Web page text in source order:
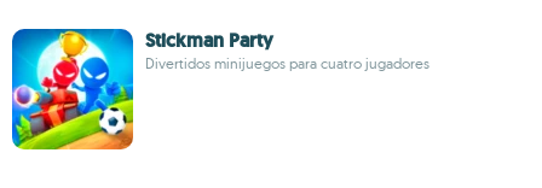
Stickman Party
Divertidos minijuegos para cuatro jugadores